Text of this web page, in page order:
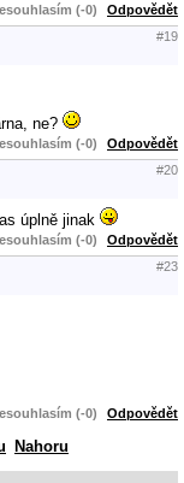
(-0) Odpovědět
#19
ne?
(-0) Odpovědět
#20
úplně jinak
(-0) Odpovědět
#23
(-0) Odpovědět
Nahoru